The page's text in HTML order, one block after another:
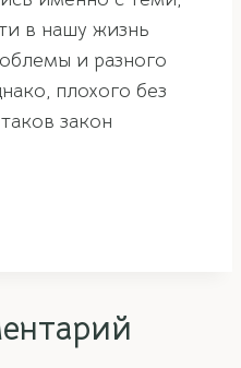
в нашу жизнь
и разного
плохого без
закон